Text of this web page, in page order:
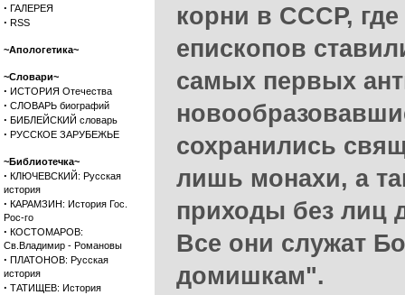
· ГАЛЕРЕЯ
· RSS
~Апологетика~
~Словари~
· ИСТОРИЯ Отечества
· СЛОВАРЬ биографий
· БИБЛЕЙСКИЙ словарь
· РУССКОЕ ЗАРУБЕЖЬЕ
~Библиотечка~
· КЛЮЧЕВСКИЙ: Русская
история
· КАРАМЗИН: История Гос.
Рос-го
· КОСТОМАРОВ:
Св.Владимир - Романовы
· ПЛАТОНОВ: Русская
история
· ТАТИЩЕВ: История
корни в СССР,
епископов
самых первых
сохранились
лишь монахи, а
приходы без лиц
Все они служат
домишкам".